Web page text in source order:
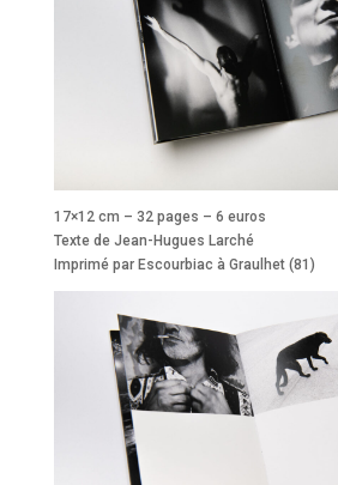
17×12 cm – 32 pages – 6 euros
Texte de Jean-Hugues Larché
Imprimé par Escourbiac à Graulhet (81)